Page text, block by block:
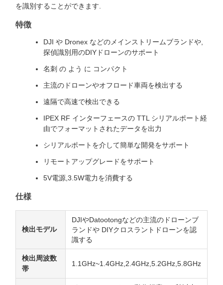
を識別することができます.
特徴
DJI や Dronex などのメインストリームブランドや,
探偵識別用のDIYドローンのサポート
名刺 の よう に コンパクト
主流のドローンやオフロード車両を検出する
遠隔で高速で検出できる
IPEX RF インターフェースの TTL シリアルポート経
由でフォーマットされたデータを出力
シリアルポートを介して簡単な開発をサポート
リモートアップグレードをサポート
5V電源,3.5W電力を消費する
仕様
検出モデル
DJIやDatootongなどの主流のドローンブ
ランドや DIYクロスラントドローンを認
識する
検出周波数
帯
1.1GHz~1.4GHz,2.4GHz,5.2GHz,5.8GHz